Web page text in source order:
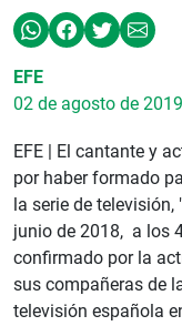
EFE
02 de agosto de 2019
EFE | El cantante y
por haber formado
la serie de
junio de 2018, a los
confirmado por la
sus compañeras de
televisión española